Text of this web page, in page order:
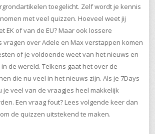
toegelicht. Zelf wordt je kennis
met veel quizzen. Hoeveel weet jij
EK of van de EU? Maar ook lossere
vragen over Adele en Max verstappen komen
of je voldoende weet van het nieuws en
de wereld. Telkens gaat het over de
die nu veel in het nieuws zijn. Als je 7Days
je veel van de vraagjes heel makkelijk
Een vraag fout? Lees volgende keer dan
de quizzen uitstekend te maken.